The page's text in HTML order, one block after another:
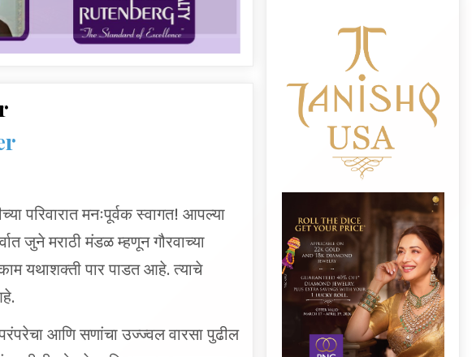
जुने मराठी मंडळ म्हणून गौरवाच्या
यथाशक्ती पार पाडत आहे. त्याचे
जोडणे आणि आपल्या समुदायात